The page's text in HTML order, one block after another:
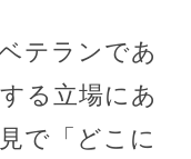
テランであ
る立場にあ
で「どこに